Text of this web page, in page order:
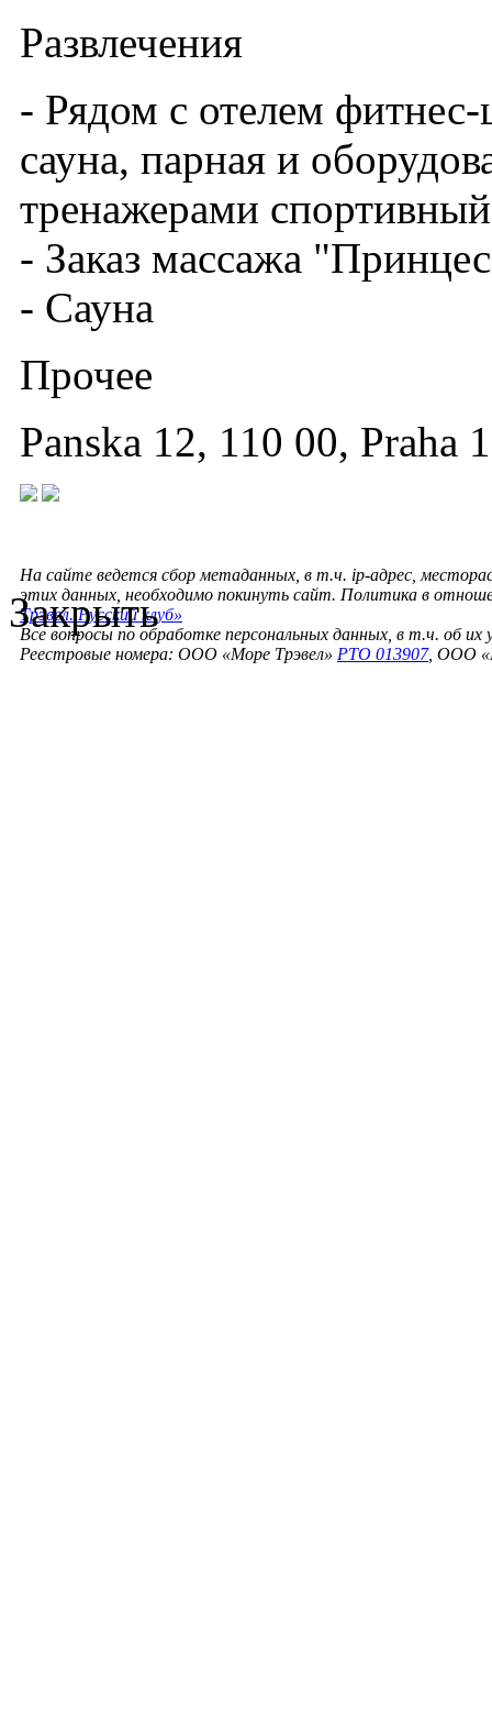
Развлечения
- Рядом с отелем фитнес-
сауна, парная и
тренажерами
- Заказ массажа
- Сауна
Прочее
Panska 12, 110 00, Praha 1
На сайте ведется сбор метаданных, в т.ч. ip-адрес,
этих данных, необходимо покинуть сайт. Политика в
Трэвел. Русский клуб»
Все вопросы по обработке персональных данных, в т.ч. об их
Реестровые номера: ООО «Море Трэвел» РТО 013907, ООО
Закрыть